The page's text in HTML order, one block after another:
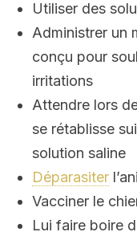
Utiliser des
Administrer un
conçu pour
irritations
Attendre lors
se rétablisse
solution saline
Déparasiter
Vacciner le
Lui faire boire